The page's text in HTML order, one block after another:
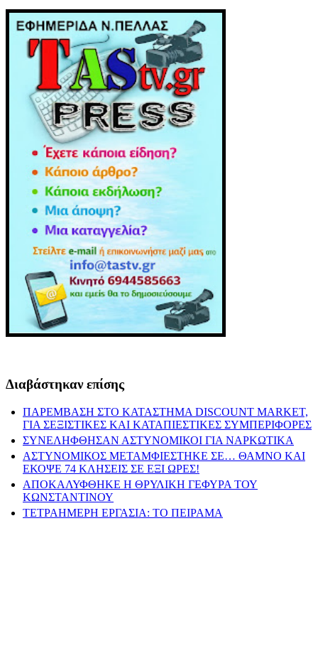
Διαβάστηκαν επίσης
ΠΑΡΕΜΒΑΣΗ ΣΤΟ ΚΑΤΑΣΤΗΜΑ DISCOUNT MARKET,
ΓΙΑ ΣΕΞΙΣΤΙΚΕΣ ΚΑΙ ΚΑΤΑΠΙΕΣΤΙΚΕΣ ΣΥΜΠΕΡΙΦΟΡΕΣ
ΣΥΝΕΛΗΦΘΗΣΑΝ ΑΣΤΥΝΟΜΙΚΟΙ ΓΙΑ ΝΑΡΚΩΤΙΚΑ
ΑΣΤΥΝΟΜΙΚΟΣ ΜΕΤΑΜΦΙΕΣΤΗΚΕ ΣΕ… ΘΑΜΝΟ ΚΑΙ
ΕΚΟΨΕ 74 ΚΛΗΣΕΙΣ ΣΕ ΕΞΙ ΩΡΕΣ!
ΑΠΟΚΑΛΥΦΘΗΚΕ Η ΘΡΥΛΙΚΗ ΓΕΦΥΡΑ ΤΟΥ
ΚΩΝΣΤΑΝΤΙΝΟΥ
ΤΕΤΡΑΗΜΕΡΗ ΕΡΓΑΣΙΑ: ΤΟ ΠΕΙΡΑΜΑ